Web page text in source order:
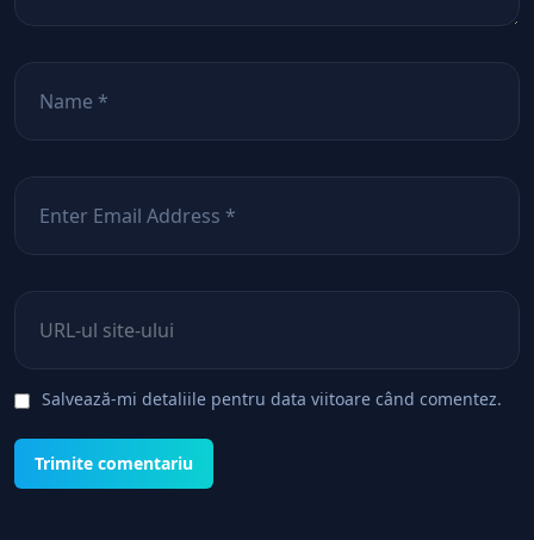
Salvează-mi detaliile pentru data viitoare când comentez.